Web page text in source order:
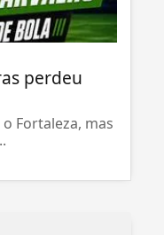
perdeu
Fortaleza, mas